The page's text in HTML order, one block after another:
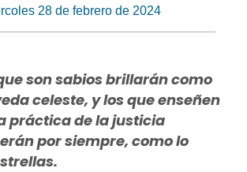
28 de febrero de 2024
son sabios brillarán como
celeste, y los que enseñen
práctica de la justicia
por siempre, como lo